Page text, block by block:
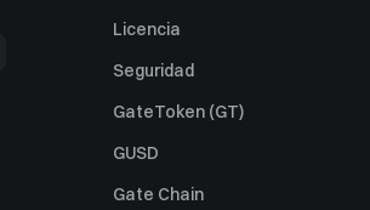
Licencia
Seguridad
GateToken (GT)
GUSD
Gate Chain